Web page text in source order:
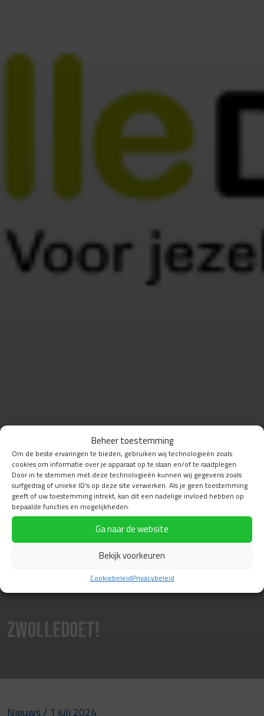
Beheer toestemming
Om de beste ervaringen te bieden, gebruiken wij technologieën zoals
cookies om informatie over je apparaat op te slaan en/of te raadplegen.
Door in te stemmen met deze technologieën kunnen wij gegevens zoals
surfgedrag of unieke ID's op deze site verwerken. Als je geen toestemming
geeft of uw toestemming intrekt, kan dit een nadelige invloed hebben op
bepaalde functies en mogelijkheden.
Ga naar de website
Bekijk voorkeuren
CookiebeleidPrivacybeleid
ZwolleDoet!
Nieuws / 1 juli 2024